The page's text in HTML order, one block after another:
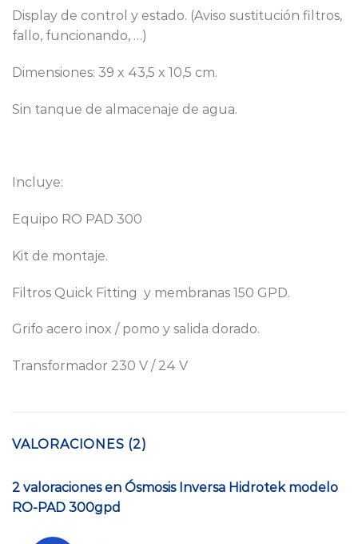
Display de control y estado. (Aviso sustitución filtros,
fallo, funcionando, …)
Dimensiones: 39 x 43,5 x 10,5 cm.
Sin tanque de almacenaje de agua.
Incluye:
Equipo RO PAD 300
Kit de montaje.
Filtros Quick Fitting y membranas 150 GPD.
Grifo acero inox / pomo y salida dorado.
Transformador 230 V / 24 V
VALORACIONES (2)
2 valoraciones en Ósmosis Inversa Hidrotek modelo
RO-PAD 300gpd